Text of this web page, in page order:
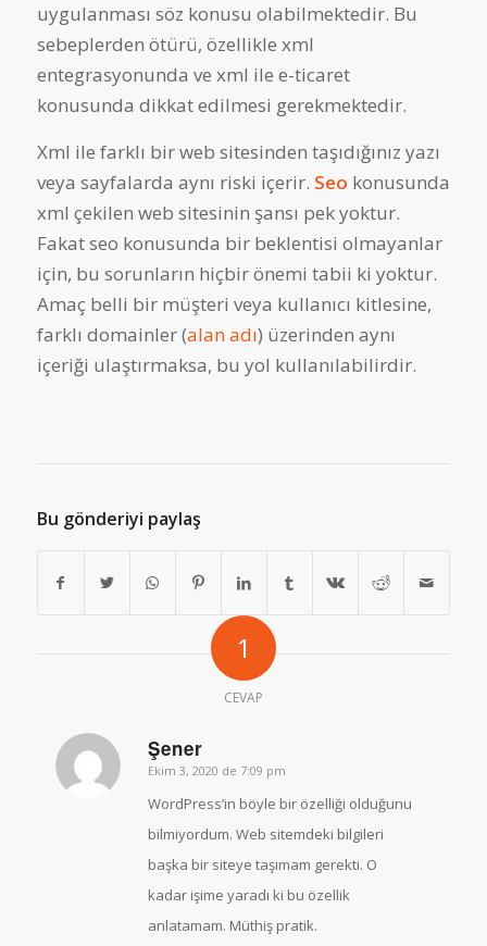
uygulanması söz konusu olabilmektedir. Bu
sebeplerden ötürü, özellikle xml
entegrasyonunda ve xml ile e-ticaret
konusunda dikkat edilmesi gerekmektedir.
Xml ile farklı bir web sitesinden taşıdığınız yazı
veya sayfalarda aynı riski içerir. Seo konusunda
xml çekilen web sitesinin şansı pek yoktur.
Fakat seo konusunda bir beklentisi olmayanlar
için, bu sorunların hiçbir önemi tabii ki yoktur.
Amaç belli bir müşteri veya kullanıcı kitlesine,
farklı domainler (alan adı) üzerinden aynı
içeriği ulaştırmaksa, bu yol kullanılabilirdir.
Bu gönderiyi paylaş
1
CEVAP
Şener
says:
Ekim 3, 2020 de 7:09 pm
WordPress’in böyle bir özelliği olduğunu
bilmiyordum. Web sitemdeki bilgileri
başka bir siteye taşımam gerekti. O
kadar işime yaradı ki bu özellik
anlatamam. Müthiş pratik.